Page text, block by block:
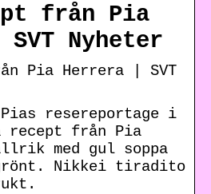
från Pia
Nyheter
Pia Herrera | SVT
resereportage i
recept från Pia
med gul soppa
Nikkei tiradito